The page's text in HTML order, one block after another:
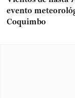
evento
Coquimbo